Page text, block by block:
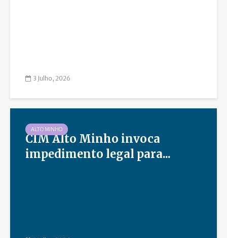
3 Julho, 2026
ALTO MINHO
CIM Alto Minho invoca
impedimento legal para...